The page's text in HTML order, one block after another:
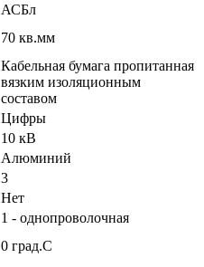
АСБл
70 кв.мм
Кабельная бумага пропитанная
вязким изоляционным
составом
Цифры
10 кВ
Алюминий
3
Нет
1 - однопроволочная
0 град.C